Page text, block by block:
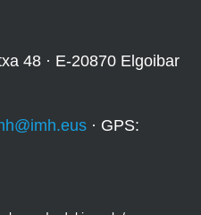
48 · E-20870 Elgoibar
· GPS: